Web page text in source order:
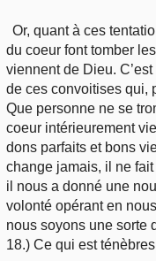
Or, quant à ces
du coeur font tomber
viennent de Dieu.
de ces convoitises qui,
Que personne ne se
coeur intérieurement
dons parfaits et bons
change jamais, il ne
il nous a donné une
volonté opérant en
nous soyons une sorte
18.) Ce qui est